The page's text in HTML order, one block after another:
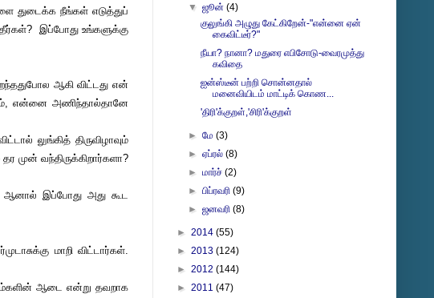
துடைக்க நீங்கள் எடுத்துப்
இப்போது உங்களுக்கு
ஆகி விட்டது என்
என்னை அணிந்தால்தானே
லுங்கித் திருவிழாவும்
முன் வந்திருக்கிறார்களா?
இப்போது அது கூட
மாறி விட்டார்கள்.
ஆடை என்று தவறாக
▼ஜூன்(4)
குலுங்கி அழுது கேட்கிறேன்-"என்னை ஏன்
கைவிட்டீர்?"
நீயா? நானா? மதுரை எபிசோடு-வைரமுத்து
கவிதை
ஐன்ஸ்டீன் பற்றி சொன்னதால்
மனைவியிடம் மாட்டிக் கொண...
'திரி'க்குறள்,'சிரி'க்குறள்
►மே(3)
►ஏப்ரல்(8)
►மார்ச்(2)
►பிப்ரவரி(9)
►ஜனவரி(8)
► 2014 (55)
► 2013 (124)
► 2012 (144)
► 2011 (47)